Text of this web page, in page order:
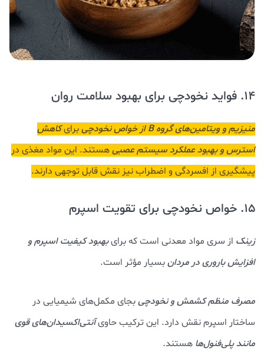
14. فواید نخودچی برای بهبود سلامت روان
منیزیم و ویتامین‌های گروه B از خواص نخودچی برایکاهش
استرس و بهبود عملکرد سیستم عصبیهستند. این مواد مغذی در
پیشگیری از افسردگی و اضطراب نیز نقش قابل توجهی دارند.
15. خواص نخودچی برای تقویت اسپرم
زینک از سری مواد معدنی است که برایبهبود کیفیت اسپرم و
افزایش باروری در مردانبسیار مؤثر است.
مصرف منظم کشمش و نخودچیبجای مکمل‌های شیمیایی در
ساختار اسپرم نقش دارد. این ترکیب حاویآنتی‌اکسیدان‌های قوی
مانند پلی‌فنول‌ها هستند.